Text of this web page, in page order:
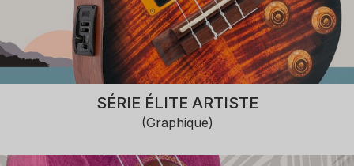
SÉRIE ÉLITE ARTISTE
(Graphique)